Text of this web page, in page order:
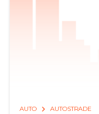
AUTO AUTOSTRADE